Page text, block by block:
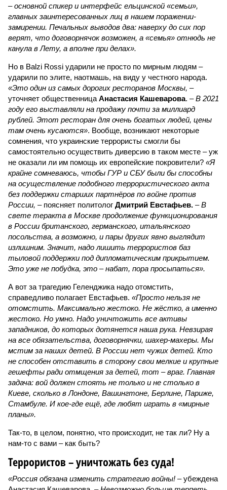
– основной спикер и интерфейс ельцинской «семьи»,
главных заинтересованных лиц в нашем поражении-
замирении. Печальных выводов два: наверху до сих пор
верят, что договорнячок возможен, а «семья» отнюдь не
канула в Лету, а вполне при делах».
Но в Balzi Rossi ударили не просто по мирным людям –
ударили по элите, наотмашь, на виду у честного народа.
«Это один из самых дорогих ресторанов Москвы, –
уточняет общественница Анастасия Кашеварова. –В 2021
году его выставляли на продажу почти за миллиард
рублей. Этот ресторан для очень богатых людей, цены
там очень кусаются». Вообще, возникают некоторые
сомнения, что украинские террористы смогли бы
самостоятельно осуществить диверсию в таком месте – уж
не оказали ли им помощь их европейские покровители? «Я
крайне сомневаюсь, чтобы ГУР и СБУ были бы способны
на осуществление подобного террористического акта
без поддержки старших партнёров по войне против
России, – поясняет политолог Дмитрий Евстафьев. –В
свете теракта в Москве продолжение функционирования
в России британского, германского, итальянского
посольства, а возможно, и пары других явно выглядит
излишним. Значит, надо лишить террористов баз
тыловой поддержки под дипломатическим прикрытием.
Это уже не побудка, это – набат, пора просыпаться».
А вот за трагедию Геленджика надо отомстить,
справедливо полагает Евстафьев. «Просто нельзя не
отомстить. Максимально жестоко. Не жёстко, а именно
жестоко. Но умно. Надо уничтожить все активы
западников, до которых дотянется наша рука. Невзирая
на все обязательства, договорнячки, шахер-махеры. Мы
мстим за наших детей. В России нет чужих детей. Кто
не способен отставить в сторону свои мелкие и крупные
гешефты ради отмщения за детей, тот – враг. Главная
задача: вой должен стоять не только и не столько в
Киеве, сколько в Лондоне, Вашингтоне, Берлине, Париже,
Стамбуле. И кое-где ещё, где любят играть в «мирные
планы».
Так-то, в целом, понятно, что происходит, не так ли? Ну а
нам-то с вами – как быть?
Террористов – уничтожать без суда!
«Россия обязана изменить стратегию войны! – убеждена